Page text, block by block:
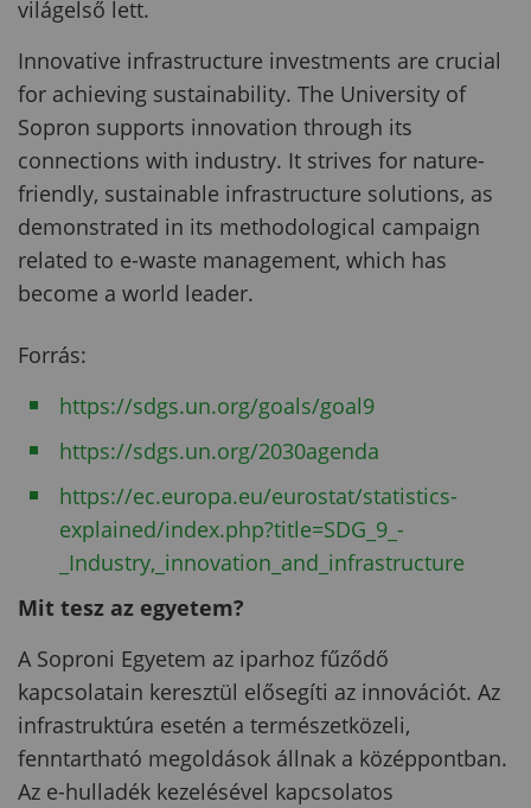
világelső lett.
Innovative infrastructure investments are crucial
for achieving sustainability. The University of
Sopron supports innovation through its
connections with industry. It strives for nature-
friendly, sustainable infrastructure solutions, as
demonstrated in its methodological campaign
related to e-waste management, which has
become a world leader.
Forrás:
https://sdgs.un.org/goals/goal9
https://sdgs.un.org/2030agenda
https://ec.europa.eu/eurostat/statistics-
explained/index.php?title=SDG_9_-
_Industry,_innovation_and_infrastructure
Mit tesz az egyetem?
A Soproni Egyetem az iparhoz fűződő
kapcsolatain keresztül elősegíti az innovációt. Az
infrastruktúra esetén a természetközeli,
fenntartható megoldások állnak a középpontban.
Az e-hulladék kezelésével kapcsolatos